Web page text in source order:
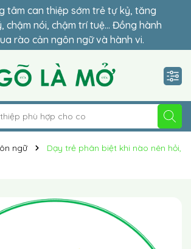
tâm can thiệp sớm trẻ tự kỷ, tăng
chậm nói, chậm trí tuệ… Đồng hành
rào cản ngôn ngữ và hành vi.
vàng (2-6 tuổi) – giai đoạn quyết
của con. Lộ trình cá nhân hóa 1-1 phù
nhập vững chắc.
ngữ
Dạy trẻ phân biệt khi nào nên hỏi,